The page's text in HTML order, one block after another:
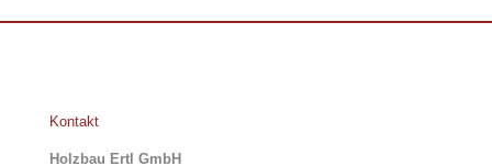
Kontakt
Holzbau Ertl GmbH